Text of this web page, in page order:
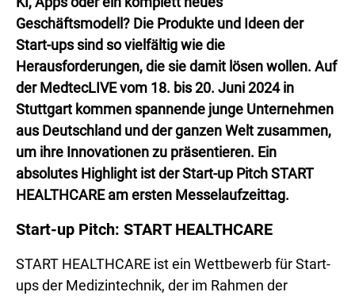
Geschäftsmodell? Die Produkte und Ideen der
Start-ups sind so vielfältig wie die
Herausforderungen, die sie damit lösen wollen. Auf
der MedtecLIVE vom 18. bis 20. Juni 2024 in
Stuttgart kommen spannende junge Unternehmen
aus Deutschland und der ganzen Welt zusammen,
um ihre Innovationen zu präsentieren. Ein
absolutes Highlight ist der Start-up Pitch START
HEALTHCARE am ersten Messelaufzeittag.
Start-up Pitch: START HEALTHCARE
START HEALTHCARE ist ein Wettbewerb für Start-
ups der Medizintechnik, der im Rahmen der